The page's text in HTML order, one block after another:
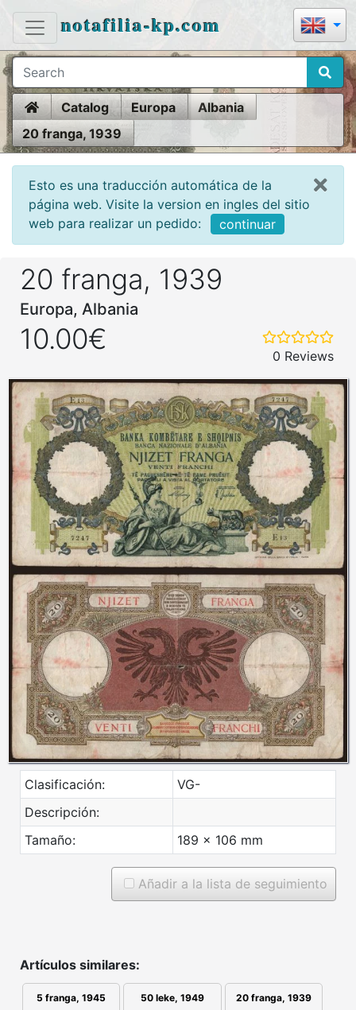
notafilia-kp.com
HomeCatalog Europa
Albania
20 franga, 1939
Esto es una traducción automática de la
página web. Visite la version en ingles del sitio
web para realizar un pedido:
continuar
20 franga, 1939
Europa, Albania
10.00€
0 Reviews
Clasificación:
VG-
Descripción:
Tamaño:
189 x 106 mm
Añadir a la lista de seguimiento
Artículos similares:
5 franga, 1945 50 leke, 1949 20 franga, 1939